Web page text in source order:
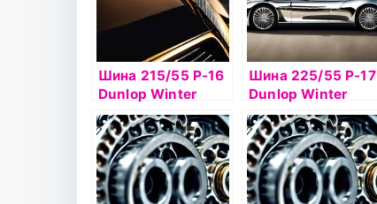
Шина 215/55 Р-16
Dunlop Winter
Ice02 97T б/к шип
Шина 225/55 Р-17
Dunlop Winter
Ice02 100T б/к
шип